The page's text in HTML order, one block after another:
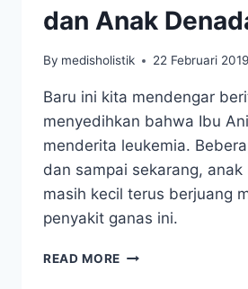
dan Anak
By medisholistik 22 Februari 2019
Baru ini kita mendengar
menyedihkan bahwa Ibu
menderita leukemia.
dan sampai sekarang, anak
masih kecil terus berjuang
penyakit ganas ini.
READ MORE BAGAIMANA